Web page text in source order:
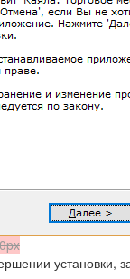
установки,